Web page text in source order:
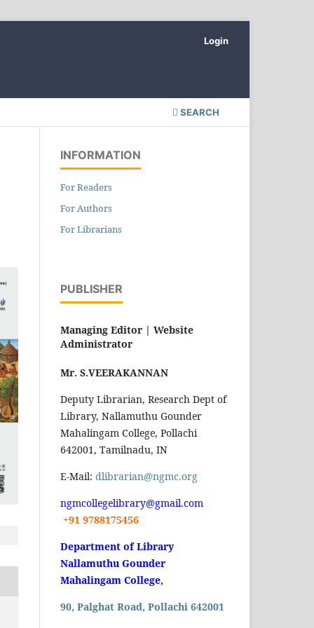
SEARCH
Login
INFORMATION
For Readers
For Authors
For Librarians
PUBLISHER
Managing Editor | Website
Administrator
Mr. S.VEERAKANNAN
Deputy Librarian, Research Dept of
Library, Nallamuthu Gounder
Mahalingam College, Pollachi
642001, Tamilnadu, IN
E-Mail: dlibrarian@ngmc.org
ngmcollegelibrary@gmail.com
+91 9788175456
Department of Library
Nallamuthu Gounder
Mahalingam College,
90, Palghat Road, Pollachi 642001